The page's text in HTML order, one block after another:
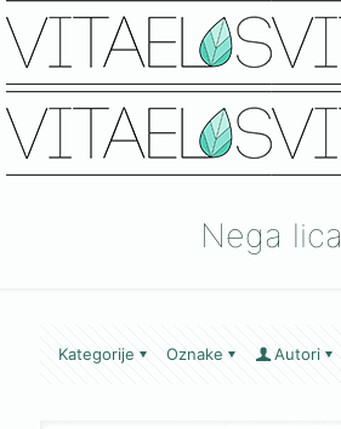
Nega lica
Kategorije Oznake Autori